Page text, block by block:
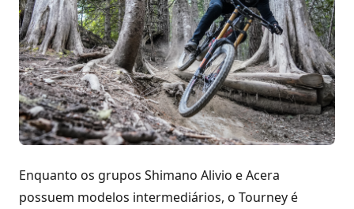
Enquanto os grupos Shimano Alivio e Acera
possuem modelos intermediários, o Tourney é